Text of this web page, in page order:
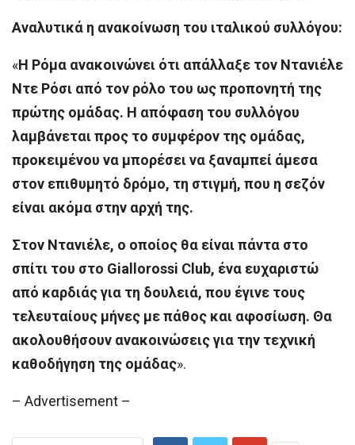
Αναλυτικά η ανακοίνωση του ιταλικού συλλόγου:
«Η Ρόμα ανακοινώνει ότι απάλλαξε τον Ντανιέλε
Ντε Ρόσι από τον ρόλο του ως προπονητή της
πρώτης ομάδας. Η απόφαση του συλλόγου
λαμβάνεται προς το συμφέρον της ομάδας,
προκειμένου να μπορέσει να ξαναμπεί άμεσα
στον επιθυμητό δρόμο, τη στιγμή, που η σεζόν
είναι ακόμα στην αρχή της.
Στον Ντανιέλε, ο οποίος θα είναι πάντα στο
σπίτι του στο Giallorossi Club, ένα ευχαριστώ
από καρδιάς για τη δουλειά, που έγινε τους
τελευταίους μήνες με πάθος και αφοσίωση. Θα
ακολουθήσουν ανακοινώσεις για την τεχνική
καθοδήγηση της ομάδας».
– Advertisement –